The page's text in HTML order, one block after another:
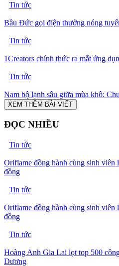
Tin tức
Bầu Đức gọi điện thưởng nóng
Tin tức
1Creators chính thức ra mắt ứng
Tin tức
Nam bộ lạnh sâu giữa mùa khô:
XEM THÊM BÀI VIẾT
ĐỌC NHIỀU
Tin tức
Oriflame đồng hành cùng sinh viên
đồng
Tin tức
Oriflame đồng hành cùng sinh viên
đồng
Tin tức
Hoàng Anh Gia Lai lọt top 500
Dương